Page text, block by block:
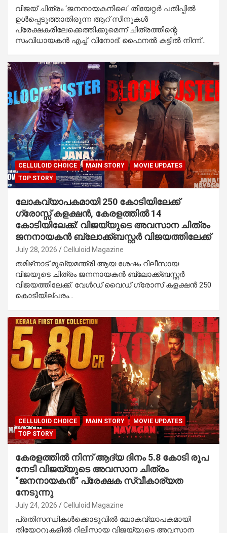
വിജയ്‌ ചിത്രം ‘ജനനായകനിലെ‘ തിയേറ്റർ പതിപ്പിൽ
ഉൾപ്പെടുത്താതിരുന്ന ആറ് സീനുകൾ
പ്രേക്ഷകരിലേക്കെത്തിക്കുമെന്ന് ചിത്രത്തിന്റെ
സംവിധായകൻ എച്ച്. വിനോദ്. ഫൈനൽ കട്ടിൽ നിന്ന്…
CELLULOID CHOICE MAIN STORY
MOVIE UPDATES
TOP STORY
ലോകവ്യാപകമായി 250 കോടിയിലേക്ക്
ഗ്രോസ്സ് കളക്ഷൻ, കേരളത്തിൽ 14
കോടിയിലേക്ക്: വിജയ്‌യുടെ അവസാന ചിത്രം
ജനനായകൻ ബ്ലോക്ക്ബസ്റ്റർ വിജയത്തിലേക്ക്
July 28, 2026 Celluloid Magazine
തമിഴ്‌നാട് മുഖ്യമന്ത്രി ആയ ശേഷം റിലീസായ
വിജയുടെ ചിത്രം ജനനായകൻ ബ്ലോക്ക്ബസ്റ്റർ
വിജയത്തിലേക്ക്. വേൾഡ് വൈഡ് ഗ്രോസ് കളക്ഷൻ 250
കൊടിയില്പരം…
CELLULOID CHOICE MAIN STORY
MOVIE UPDATES
TOP STORY
കേരളത്തിൽ നിന്ന് ആദ്യ ദിനം 5.8 കോടി രൂപ
നേടി വിജയ്‌യുടെ അവസാന ചിത്രം
“ജനനായകൻ” പ്രേക്ഷക സ്വീകാര്യത
നേടുന്നു
July 24, 2026 Celluloid Magazine
പ്രതിസന്ധികൾക്കൊടുവിൽ ലോകവ്യാപകമായി
തിയേറ്ററുകളിൽ റിലീസായ വിജയ്‌യുടെ അവസാന